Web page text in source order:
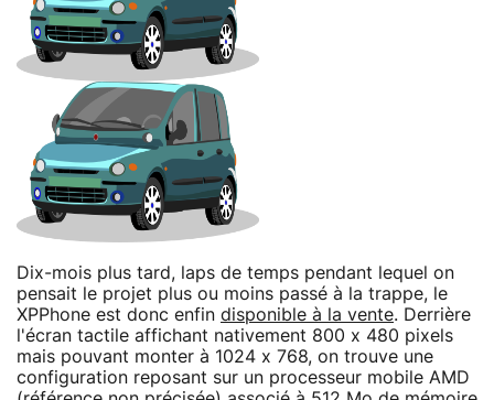
Dix-mois plus tard, laps de temps pendant lequel on
pensait le projet plus ou moins passé à la trappe, le
XPPhone est donc enfin disponible à la vente. Derrière
l'écran tactile affichant nativement 800 x 480 pixels
mais pouvant monter à 1024 x 768, on trouve une
configuration reposant sur un processeur mobile AMD